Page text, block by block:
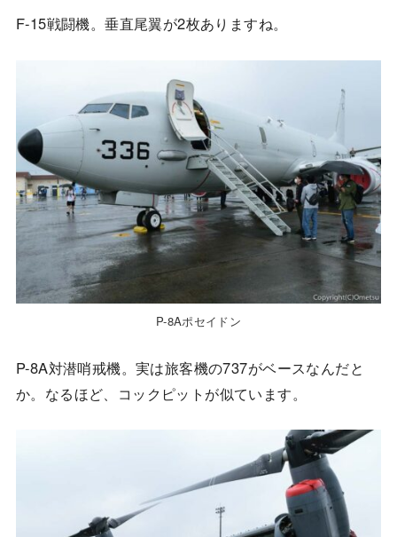
F-15戦闘機。垂直尾翼が2枚ありますね。
P-8Aポセイドン
P-8A対潜哨戒機。実は旅客機の737がベースなんだと
か。なるほど、コックピットが似ています。